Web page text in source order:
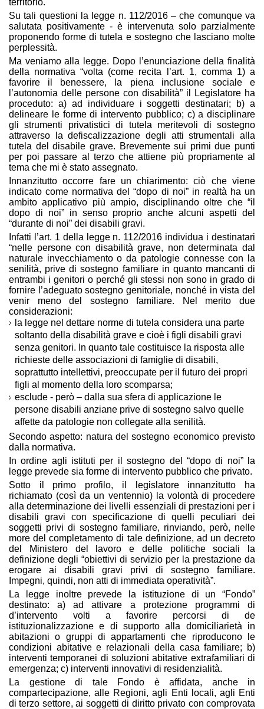
territorio.
Su tali questioni la legge n. 112/2016 – che comunque va
salutata positivamente - è intervenuta solo parzialmente
proponendo forme di tutela e sostegno che lasciano molte
perplessità.
Ma veniamo alla legge. Dopo l’enunciazione della finalità
della normativa “volta (come recita l’art. 1, comma 1) a
favorire il benessere, la piena inclusione sociale e
l’autonomia delle persone con disabilità” il Legislatore ha
proceduto: a) ad individuare i soggetti destinatari; b) a
delineare le forme di intervento pubblico; c) a disciplinare
gli strumenti privatistici di tutela meritevoli di sostegno
attraverso la defiscalizzazione degli atti strumentali alla
tutela del disabile grave. Brevemente sui primi due punti
per poi passare al terzo che attiene più propriamente al
tema che mi è stato assegnato.
Innanzitutto occorre fare un chiarimento: ciò che viene
indicato come normativa del “dopo di noi” in realtà ha un
ambito applicativo più ampio, disciplinando oltre che “il
dopo di noi” in senso proprio anche alcuni aspetti del
“durante di noi” dei disabili gravi.
Infatti l’art. 1 della legge n. 112/2016 individua i destinatari
“nelle persone con disabilità grave, non determinata dal
naturale invecchiamento o da patologie connesse con la
senilità, prive di sostegno familiare in quanto mancanti di
entrambi i genitori o perché gli stessi non sono in grado di
fornire l’adeguato sostegno genitoriale, nonché in vista del
venir meno del sostegno familiare. Nel merito due
considerazioni:
la legge nel dettare norme di tutela considera una parte
soltanto della disabilità grave e cioè i figli disabili gravi
senza genitori. In quanto tale costituisce la risposta alle
richieste delle associazioni di famiglie di disabili,
soprattutto intellettivi, preoccupate per il futuro dei propri
figli al momento della loro scomparsa;
esclude - però – dalla sua sfera di applicazione le
persone disabili anziane prive di sostegno salvo quelle
affette da patologie non collegate alla senilità.
Secondo aspetto: natura del sostegno economico previsto
dalla normativa.
In ordine agli istituti per il sostegno del “dopo di noi” la
legge prevede sia forme di intervento pubblico che privato.
Sotto il primo profilo, il legislatore innanzitutto ha
richiamato (così da un ventennio) la volontà di procedere
alla determinazione dei livelli essenziali di prestazioni per i
disabili gravi con specificazione di quelli peculiari dei
soggetti privi di sostegno familiare, rinviando, però, nelle
more del completamento di tale definizione, ad un decreto
del Ministero del lavoro e delle politiche sociali la
definizione degli “obiettivi di servizio per la prestazione da
erogare ai disabili gravi privi di sostegno familiare.
Impegni, quindi, non atti di immediata operatività”.
La legge inoltre prevede la istituzione di un “Fondo”
destinato: a) ad attivare a protezione programmi di
d’intervento volti a favorire percorsi di de
istituzionalizzazione e di supporto alla domiciliarietà in
abitazioni o gruppi di appartamenti che riproducono le
condizioni abitative e relazionali della casa familiare; b)
interventi temporanei di soluzioni abitative extrafamiliari di
emergenza; c) interventi innovativi di residenzialità.
La gestione di tale Fondo è affidata, anche in
compartecipazione, alle Regioni, agli Enti locali, agli Enti
di terzo settore, ai soggetti di diritto privato con comprovata